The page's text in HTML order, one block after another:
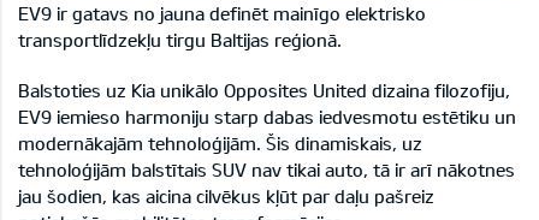
EV9 ir gatavs no jauna definēt mainīgo elektrisko
transportlīdzekļu tirgu Baltijas reģionā.
Balstoties uz Kia unikālo Opposites United dizaina filozofiju,
EV9 iemieso harmoniju starp dabas iedvesmotu estētiku un
modernākajām tehnoloģijām. Šis dinamiskais, uz
tehnoloģijām balstītais SUV nav tikai auto, tā ir arī nākotnes
jau šodien, kas aicina cilvēkus kļūt par daļu pašreiz